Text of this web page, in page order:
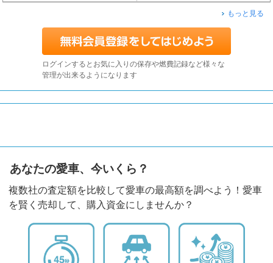
もっと見る
ログインするとお気に入りの保存や燃費記録など様々な
管理が出来るようになります
あなたの愛車、今いくら？
複数社の査定額を比較して愛車の最高額を調べよう！愛車
を賢く売却して、購入資金にしませんか？